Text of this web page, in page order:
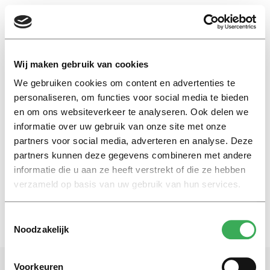
Wij maken gebruik van cookies
We gebruiken cookies om content en advertenties te
personaliseren, om functies voor social media te bieden
en om ons websiteverkeer te analyseren. Ook delen we
informatie over uw gebruik van onze site met onze
partners voor social media, adverteren en analyse. Deze
partners kunnen deze gegevens combineren met andere
informatie die u aan ze heeft verstrekt of die ze hebben
verzameld op basis van uw gebruik van hun services.
Noodzakelijk
Voorkeuren
EN
ontdekken
My First Head
There’s much to learn in the
library
09 februari 2023